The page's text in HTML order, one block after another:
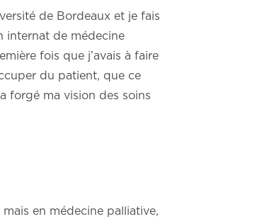
de Bordeaux et je fais
internat de médecine
fois que j’avais à faire
du patient, que ce
forgé ma vision des soins
en médecine palliative,